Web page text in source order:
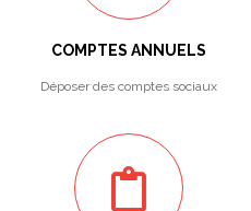
COMPTES ANNUELS
Déposer des comptes sociaux